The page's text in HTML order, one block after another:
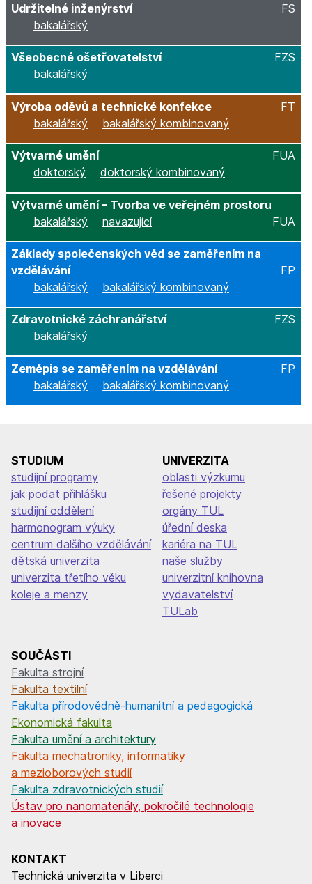
Udržitelné inženýrství
FS
bakalářský
Všeobecné ošetřovatelství
FZS
bakalářský
Výroba oděvů a technické konfekce
FT
bakalářský
bakalářský kombinovaný
Výtvarné umění
FUA
doktorský
doktorský kombinovaný
Výtvarné umění – Tvorba ve veřejném prostoru
FUA
bakalářský navazující
Základy společenských věd se zaměřením na
vzdělávání
FP
bakalářský
bakalářský kombinovaný
Zdravotnické záchranářství
FZS
bakalářský
Zeměpis se zaměřením na vzdělávání
FP
bakalářský
bakalářský kombinovaný
STUDIUM
studijní programy
jak podat přihlášku
studijní oddělení
harmonogram výuky
centrum dalšího vzdělávání
dětská univerzita
univerzita třetího věku
koleje a menzy
UNIVERZITA
oblasti výzkumu
řešené projekty
orgány TUL
úřední deska
kariéra na TUL
naše služby
univerzitní knihovna
vydavatelství
TULab
SOUČÁSTI
Fakulta strojní
Fakulta textilní
Fakulta přírodovědně-humanitní a pedagogická
Ekonomická fakulta
Fakulta umění a architektury
Fakulta mechatroniky, informatiky
a mezioborových studií
Fakulta zdravotnických studií
Ústav pro nanomateriály, pokročilé technologie
a inovace
KONTAKT
Technická univerzita v Liberci